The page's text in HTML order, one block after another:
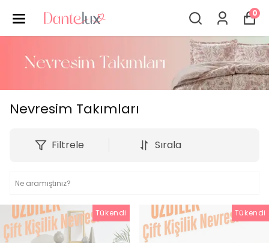
0
Nevresim Takımları
Filtrele Sırala
Tükendi Tükendi
Tükendi